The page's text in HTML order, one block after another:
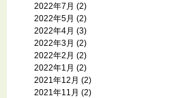
2022年7月 (2)
2022年5月 (2)
2022年4月 (3)
2022年3月 (2)
2022年2月 (2)
2022年1月 (2)
2021年12月 (2)
2021年11月 (2)